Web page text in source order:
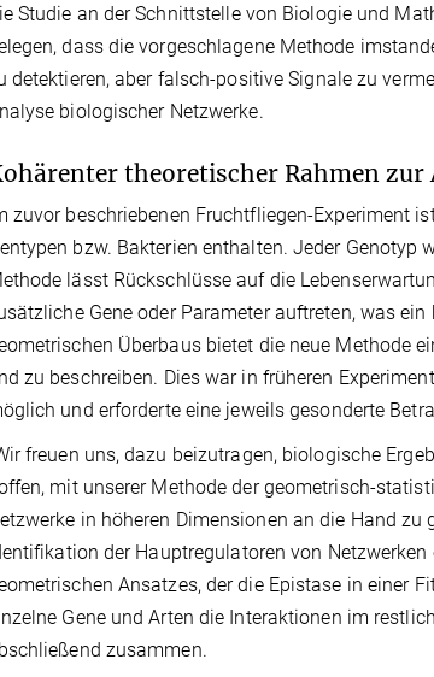
Studie an der Schnittstelle von Biologie und
dass die vorgeschlagene Methode
detektieren, aber falsch-positive Signale zu
biologischer Netzwerke.
theoretischer Rahmen zur
zuvor beschriebenen Fruchtfliegen-Experiment
bzw. Bakterien enthalten. Jeder
lässt Rückschlüsse auf die
Gene oder Parameter auftreten, was
Überbaus bietet die neue Methode
zu beschreiben. Dies war in früheren
und erforderte eine jeweils gesonderte
freuen uns, dazu beizutragen, biologische
mit unserer Methode der geometrisch-
in höheren Dimensionen an die Hand
der Hauptregulatoren von
Ansatzes, der die Epistase in einer
Gene und Arten die Interaktionen im
zusammen.